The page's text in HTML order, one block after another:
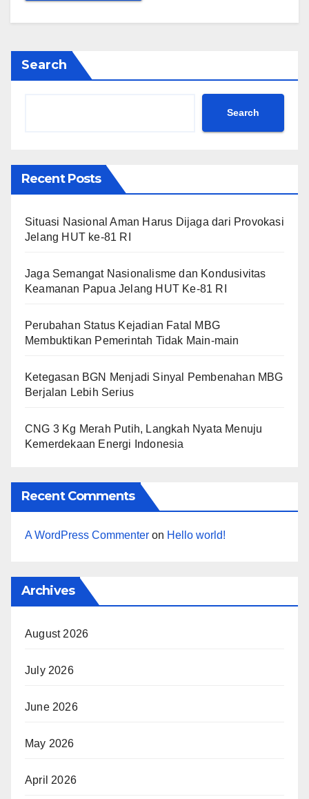
Search
Search
Recent Posts
Situasi Nasional Aman Harus Dijaga dari Provokasi
Jelang HUT ke-81 RI
Jaga Semangat Nasionalisme dan Kondusivitas
Keamanan Papua Jelang HUT Ke-81 RI
Perubahan Status Kejadian Fatal MBG
Membuktikan Pemerintah Tidak Main-main
Ketegasan BGN Menjadi Sinyal Pembenahan MBG
Berjalan Lebih Serius
CNG 3 Kg Merah Putih, Langkah Nyata Menuju
Kemerdekaan Energi Indonesia
Recent Comments
A WordPress Commenter on Hello world!
Archives
August 2026
July 2026
June 2026
May 2026
April 2026